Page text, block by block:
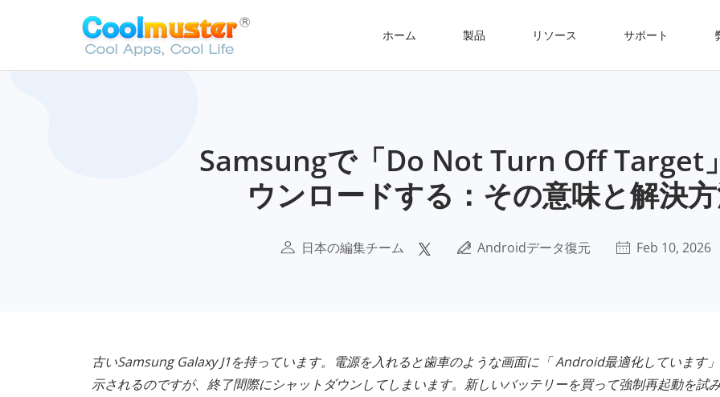
ホーム 製品 リソース サポート
Samsungで「Do Not Turn Off Target
ウンロードする：その意味と解決
日本の編集チーム Androidデータ復元 Feb 10, 2026
古いSamsung Galaxy J1を持っています。電源を入れると歯車のような画面に「 Android最適化しています
示されるのですが、終了間際にシャットダウンしてしまいます。新しいバッテリーを買って強制再起動を試